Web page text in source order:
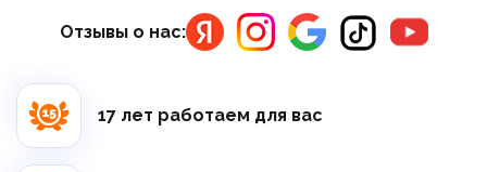
Отзывы о нас:
17 лет работаем для вас